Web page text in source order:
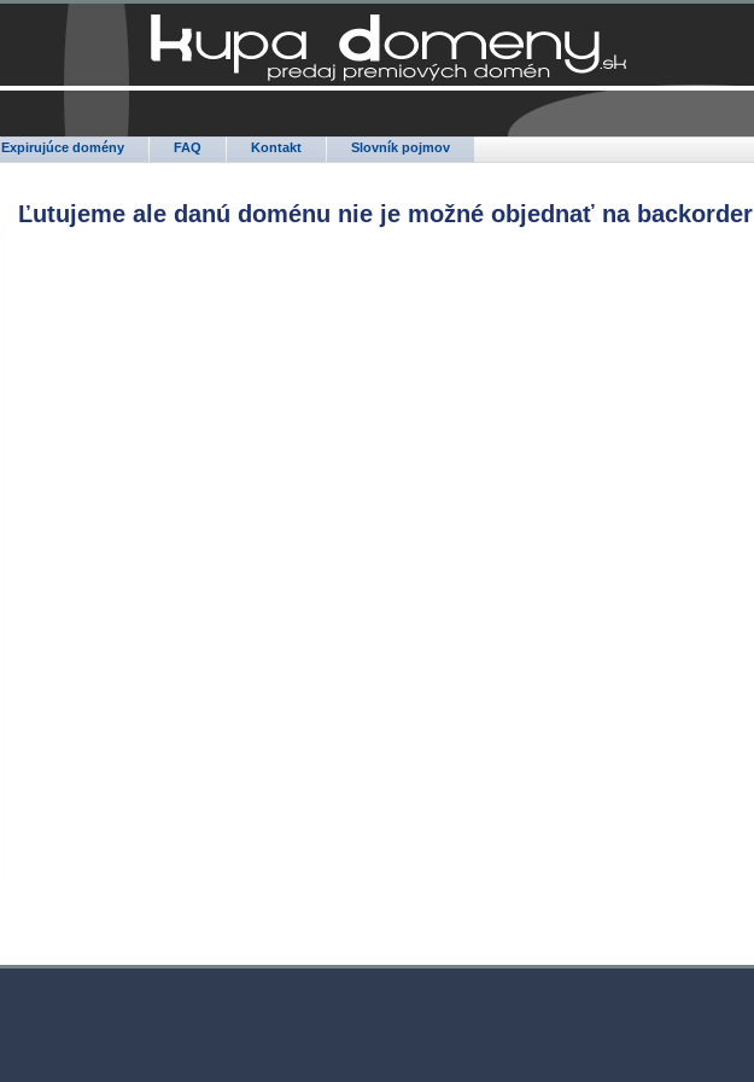
Expirujúce domény FAQ Kontakt Slovník pojmov
Ľutujeme ale danú doménu nie je možné objednať na backorder